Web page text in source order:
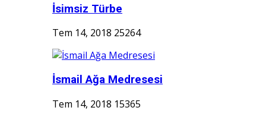
İsimsiz Türbe
Tem 14, 2018 25264
İsmail Ağa Medresesi
Tem 14, 2018 15365